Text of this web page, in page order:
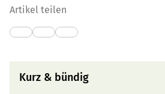
Artikel teilen
Kurz & bündig